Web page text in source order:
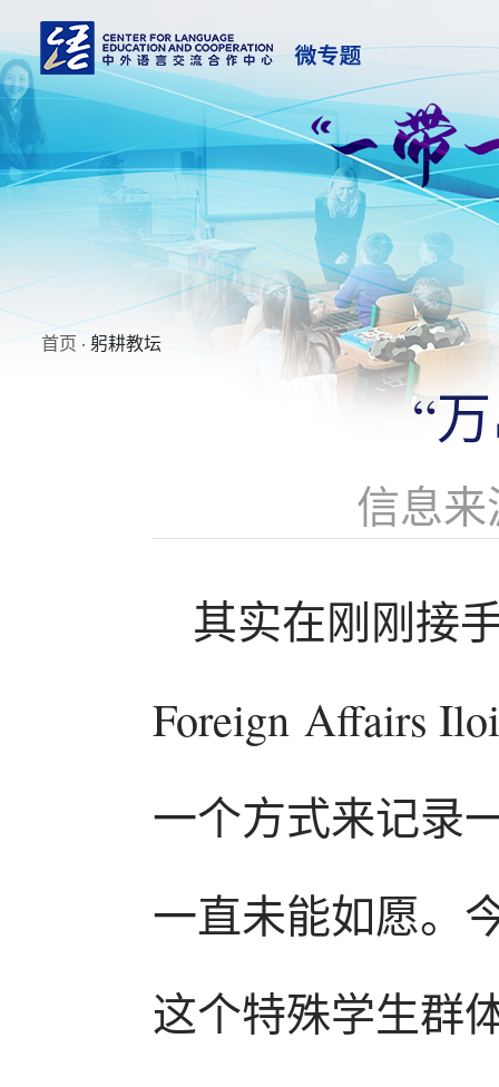
首页 · 躬耕教坛
“
信息
其实在刚刚接
Foreign Affairs
一个方式来记录
一直未能如愿。
这个特殊学生群